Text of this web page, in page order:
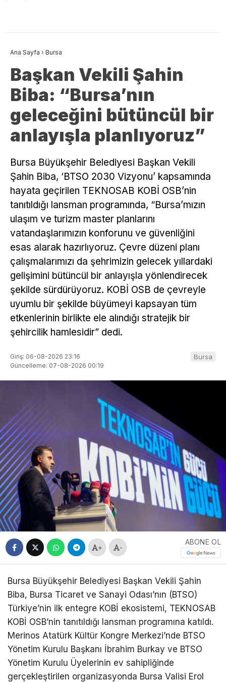
Ana Sayfa › Bursa
Başkan Vekili Şahin
Biba: “Bursa’nın
geleceğini bütüncül bir
anlayışla planlıyoruz”
Bursa Büyükşehir Belediyesi Başkan Vekili
Şahin Biba, ‘BTSO 2030 Vizyonu’ kapsamında
hayata geçirilen TEKNOSAB KOBİ OSB’nin
tanıtıldığı lansman programında, “Bursa’mızın
ulaşım ve turizm master planlarını
vatandaşlarımızın konforunu ve güvenliğini
esas alarak hazırlıyoruz. Çevre düzeni planı
çalışmalarımızı da şehrimizin gelecek yıllardaki
gelişimini bütüncül bir anlayışla yönlendirecek
şekilde sürdürüyoruz. KOBİ OSB de çevreyle
uyumlu bir şekilde büyümeyi kapsayan tüm
etkenlerinin birlikte ele alındığı stratejik bir
şehircilik hamlesidir” dedi.
Giriş: 06-08-2026 23:16
Güncelleme: 07-08-2026 00:19
Bursa
+ -
ABONE OL
Bursa Büyükşehir Belediyesi Başkan Vekili Şahin
Biba, Bursa Ticaret ve Sanayi Odası’nın (BTSO)
Türkiye’nin ilk entegre KOBİ ekosistemi, TEKNOSAB
KOBİ OSB’nin tanıtıldığı lansman programına katıldı.
Merinos Atatürk Kültür Kongre Merkezi’nde BTSO
Yönetim Kurulu Başkanı İbrahim Burkay ve BTSO
Yönetim Kurulu Üyelerinin ev sahipliğinde
gerçekleştirilen organizasyonda Bursa Valisi Erol